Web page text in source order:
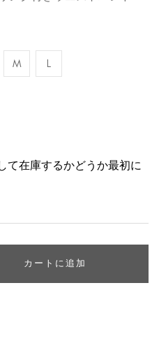
M L
て在庫するかどうか最初に
カートに追加